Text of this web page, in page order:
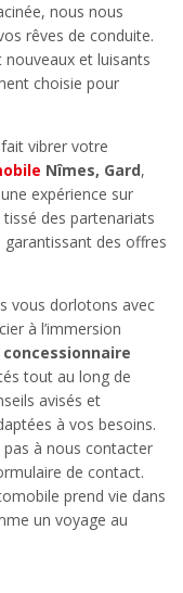
nous nous
rêves de conduite.
nouveaux et luisants
choisie pour
vibrer votre
Nîmes, Gard,
expérience sur
des partenariats
des offres
vous dorlotons avec
à l’immersion
concessionnaire
tout au long de
avisés et
à vos besoins.
pas à nous contacter
de contact.
prend vie dans
un voyage au